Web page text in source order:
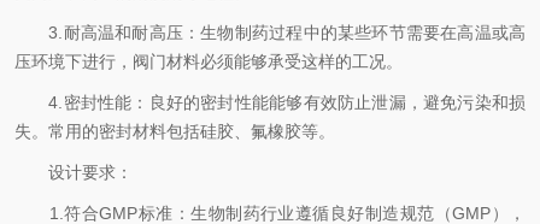
3.耐高温和耐高压：生物制药过程中的某些环节需要在高温或高
压环境下进行，阀门材料必须能够承受这样的工况。
4.密封性能：良好的密封性能能够有效防止泄漏，避免污染和损
失。常用的密封材料包括硅胶、氟橡胶等。
设计要求：
1.符合GMP标准：生物制药行业遵循良好制造规范（GMP），